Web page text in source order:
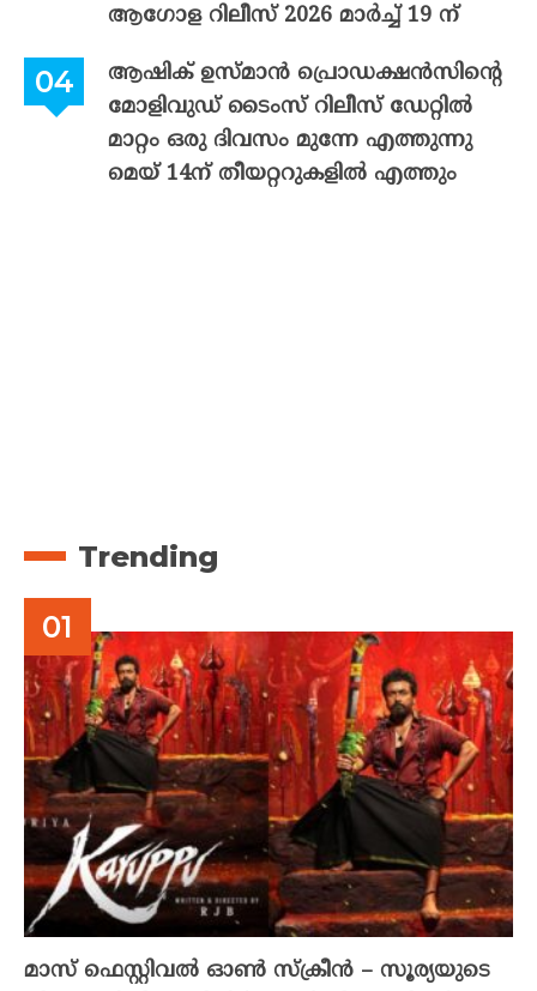
ആഗോള റിലീസ് 2026 മാർച്ച് 19 ന്
ആഷിക് ഉസ്മാൻ പ്രൊഡക്ഷൻസിന്റെ
മോളിവുഡ് ടൈംസ് റിലീസ് ഡേറ്റിൽ
മാറ്റം ഒരു ദിവസം മുന്നേ എത്തുന്നു
മെയ് 14ന് തീയറ്ററുകളിൽ എത്തും
Trending
മാസ് ഫെസ്റ്റിവൽ ഓൺ സ്‌ക്രീൻ – സൂര്യയുടെ